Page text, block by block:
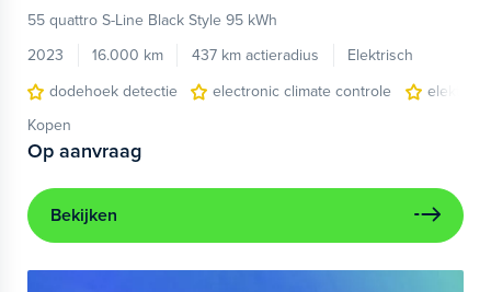
55 quattro S-Line Black Style 95 kWh
2023
16.000 km 437 km actieradius
Elektrisch
dodehoek detectie
electronic climate controle
Kopen
Op aanvraag
Bekijken